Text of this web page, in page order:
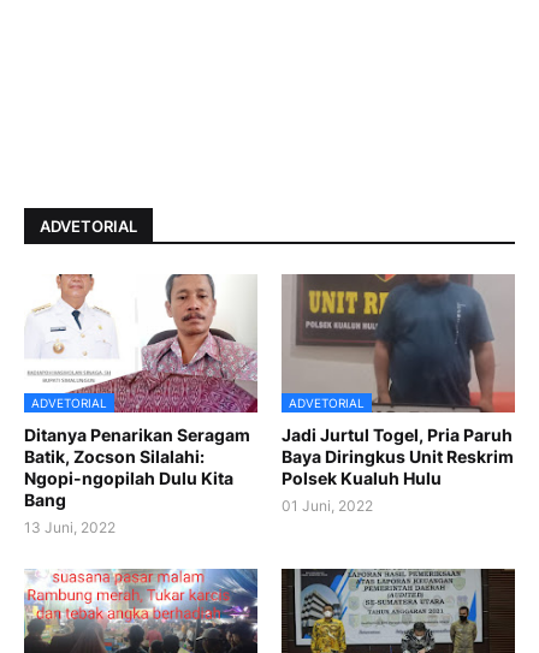
ADVETORIAL
ADVETORIAL
Ditanya Penarikan Seragam
Batik, Zocson Silalahi:
Ngopi-ngopilah Dulu Kita
Bang
13 Juni, 2022
ADVETORIAL
Jadi Jurtul Togel, Pria Paruh
Baya Diringkus Unit Reskrim
Polsek Kualuh Hulu
01 Juni, 2022